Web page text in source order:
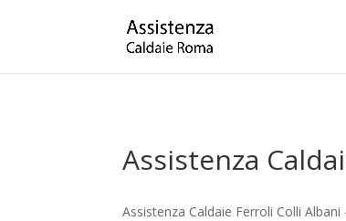
Assistenza
Assistenza Caldaie Ferroli Colli